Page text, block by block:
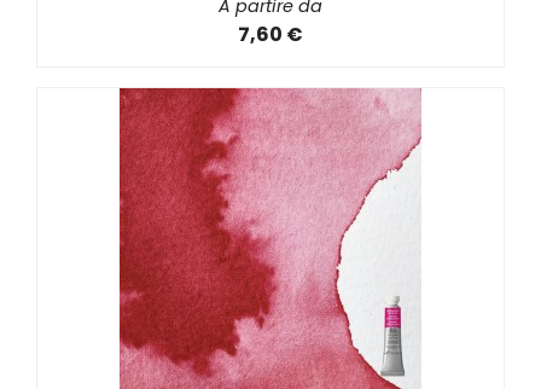
A partire da
7,60 €